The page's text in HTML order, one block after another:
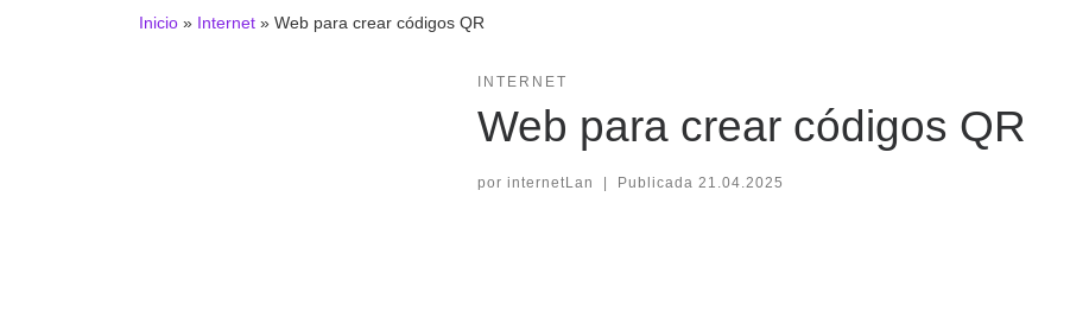
Inicio » Internet » Web para crear códigos QR
INTERNET
Web para crear códigos QR
por internetLan Publicada 21.04.2025